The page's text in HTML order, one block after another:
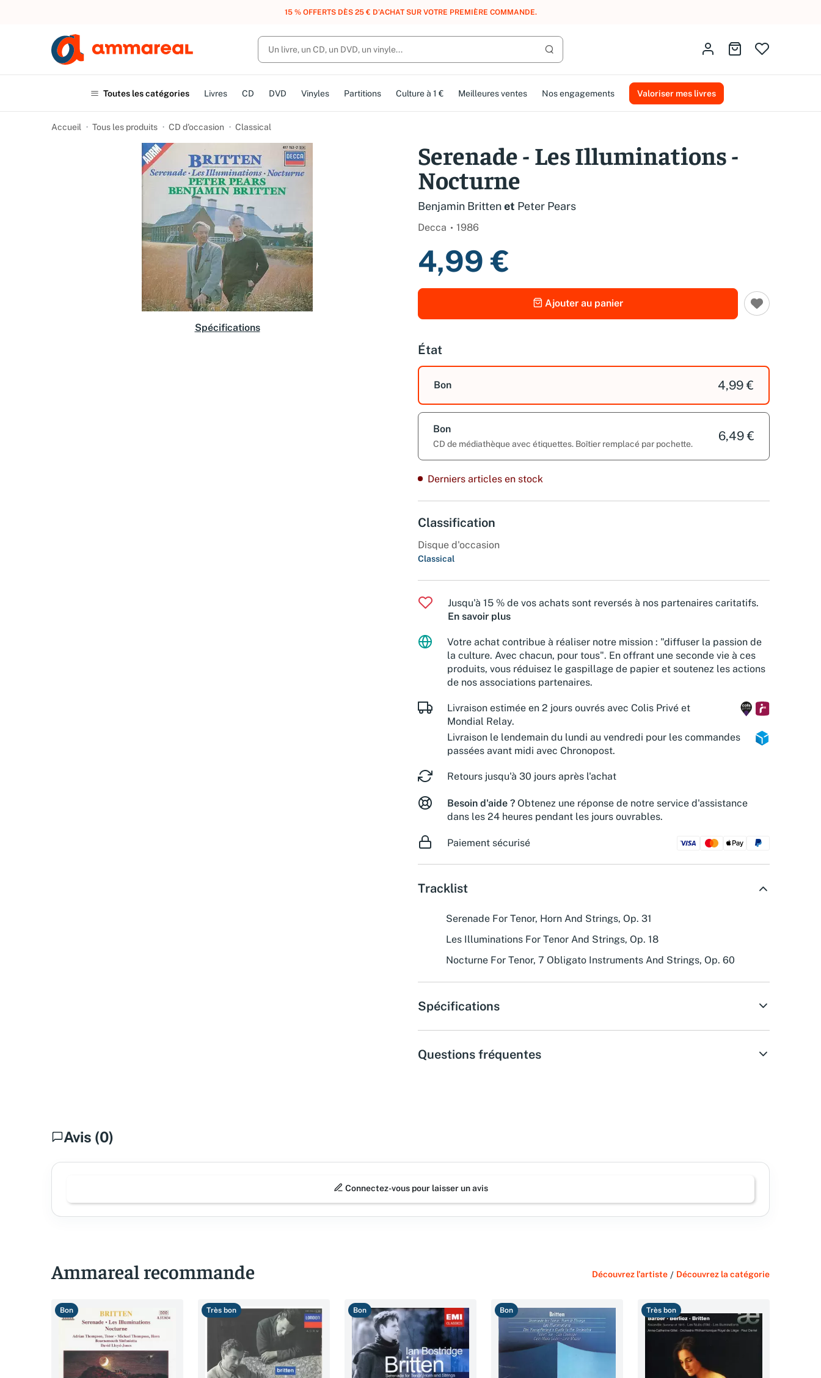
UN ACHAT, DES POINTS, DES RÉCOMPENSES :REJOIGNEZ GRATUITEMENT LE CLUB AMMAREAL.
Lancer la recherche
Identifiez-vousAller au panier
Toutes les catégories Livres CD DVD Vinyles Partitions Culture à 1 € Meilleures ventes Nos engagements Valoriser mes livres
Accueil Tous les produits CD d'occasion Classical
Spécifications
Serenade - Les Illuminations -
Nocturne
Benjamin Brittenet Peter Pears
Decca 1986
4,99 €
Ajouter au panier
État
Bon 4,99 €
Bon
CD de médiathèque avec étiquettes. Boîtier remplacé par pochette.
6,49 €
Derniers articles en stock
Classification
Disque d'occasion
Classical
Jusqu'à 15 % de vos achats sont reversés à nos partenaires caritatifs.
En savoir plus
Votre achat contribue à réaliser notre mission : "diffuser la passion de
la culture. Avec chacun, pour tous". En offrant une seconde vie à ces
produits, vous réduisez le gaspillage de papier et soutenez les actions
de nos associations partenaires.
Livraison estimée en 2 jours ouvrés avec Colis Privé et
Mondial Relay.
Livraison le lendemain du lundi au vendredi pour les commandes
passées avant midi avec Chronopost.
Retours jusqu'à 30 jours après l'achat
Besoin d'aide ? Obtenez une réponse de notre service d'assistance
dans les 24 heures pendant les jours ouvrables.
Paiement sécurisé
Tracklist
Serenade For Tenor, Horn And Strings, Op. 31
Les Illuminations For Tenor And Strings, Op. 18
Nocturne For Tenor, 7 Obligato Instruments And Strings, Op. 60
Spécifications
Questions fréquentes
Avis (0)
Connectez-vous pour laisser un avis
Ammareal recommande Découvrez l'artiste / Découvrez la catégorie
Bon Très bon Bon Bon Très bon